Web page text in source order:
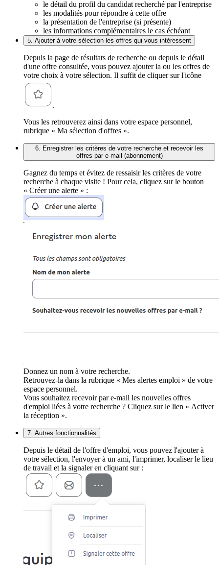
le détail du profil du candidat recherché par l'entreprise
les modalités pour répondre à cette offre
la présentation de l'entreprise (si présente)
les informations complémentaires le cas échéant
5. Ajouter à votre sélection les offres qui vous intéressent
Depuis la page de résultats de recherche ou depuis le détail
d'une offre consultée, vous pouvez ajouter la ou les offres de
votre choix à votre sélection. Il suffit de cliquer sur l'icône
.
Vous les retrouverez ainsi dans votre espace personnel,
rubrique « Ma sélection d'offres ».
6. Enregistrer les critères de votre recherche et recevoir les
offres par e-mail (abonnement)
Gagnez du temps et évitez de ressaisir les critères de votre
recherche à chaque visite ! Pour cela, cliquez sur le bouton
« Créer une alerte » :
Donnez un nom à votre recherche.
Retrouvez-la dans la rubrique « Mes alertes emploi » de votre
espace personnel.
Vous souhaitez recevoir par e-mail les nouvelles offres
d'emploi liées à votre recherche ? Cliquez sur le lien « Activer
la réception ».
7. Autres fonctionnalités
Depuis le détail de l'offre d'emploi, vous pouvez l'ajouter à
votre sélection, l'envoyer à un ami, l'imprimer, localiser le lieu
de travail et la signaler en cliquant sur :